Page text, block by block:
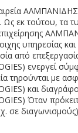
εταιρεία
εκ τούτου, τα
υπηρεσίας
από
ενεργεί
τηρούνται με
και
Όταν
σε